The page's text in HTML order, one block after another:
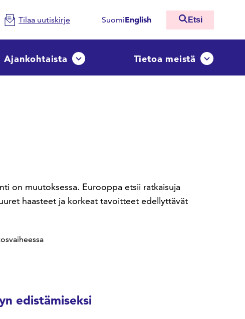
Tilaa uutiskirje SuomiEnglish Etsi
Ajankohtaista Avaa tai sulje pudotusvalikkoTietoa meistä Avaa tai
on muutoksessa. Eurooppa etsii ratkaisuja
haasteet ja korkeat tavoitteet edellyttävät
edistämiseksi